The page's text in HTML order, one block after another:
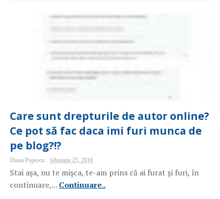
Care sunt drepturile de autor online?
Ce pot să fac daca imi furi munca de
pe blog?!?
Diana Popescu februarie 25, 2016
Stai aşa, nu te mişca, te-am prins că ai furat și furi, în
continuare,... Continuare..